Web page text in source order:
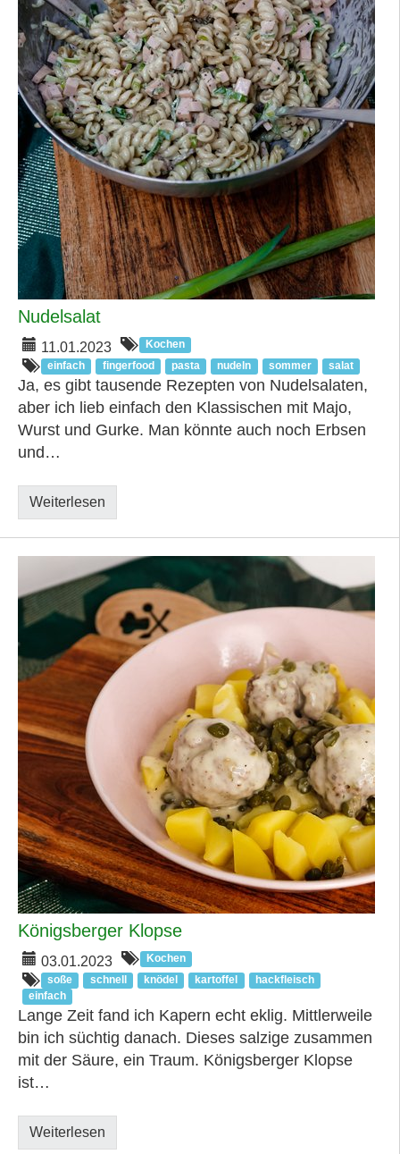
Nudelsalat
11.01.2023
Kochen
einfach
fingerfood pasta nudeln sommer salat
Ja, es gibt tausende Rezepten von Nudelsalaten,
aber ich lieb einfach den Klassischen mit Majo,
Wurst und Gurke. Man könnte auch noch Erbsen
und…
Weiterlesen
Königsberger Klopse
03.01.2023
Kochen
soße
schnell knödel kartoffel
hackfleisch
einfach
Lange Zeit fand ich Kapern echt eklig. Mittlerweile
bin ich süchtig danach. Dieses salzige zusammen
mit der Säure, ein Traum. Königsberger Klopse
ist…
Weiterlesen